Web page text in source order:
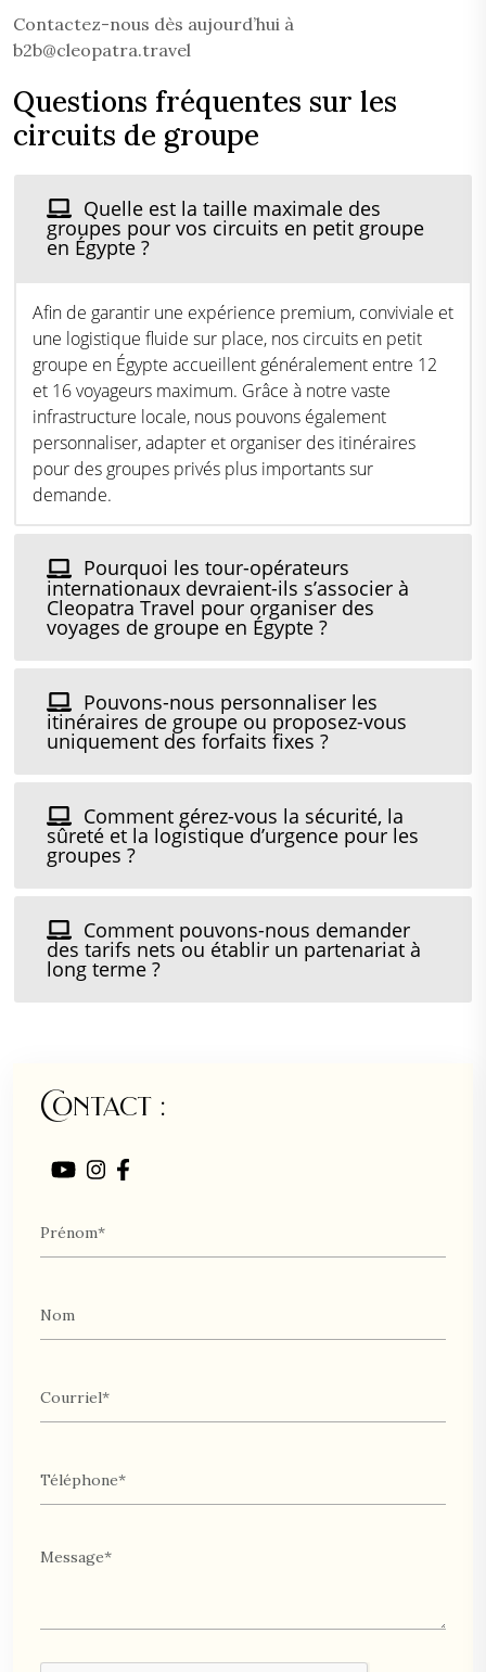
Contactez-nous dès aujourd’hui à
b2b@cleopatra.travel
Questions fréquentes sur les
circuits de groupe
Quelle est la taille maximale des
groupes pour vos circuits en petit groupe
en Égypte ?
Afin de garantir une expérience premium, conviviale et
une logistique fluide sur place, nos circuits en petit
groupe en Égypte accueillent généralement entre 12
et 16 voyageurs maximum. Grâce à notre vaste
infrastructure locale, nous pouvons également
personnaliser, adapter et organiser des itinéraires
pour des groupes privés plus importants sur
demande.
Pourquoi les tour-opérateurs
internationaux devraient-ils s’associer à
Cleopatra Travel pour organiser des
voyages de groupe en Égypte ?
Pouvons-nous personnaliser les
itinéraires de groupe ou proposez-vous
uniquement des forfaits fixes ?
Comment gérez-vous la sécurité, la
sûreté et la logistique d’urgence pour les
groupes ?
Comment pouvons-nous demander
des tarifs nets ou établir un partenariat à
long terme ?
Contact :